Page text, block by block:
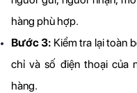
hàng phù hợp.
Bước 3: Kiểm tra lại toàn
chỉ và số điện thoại của
hàng.